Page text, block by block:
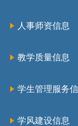
人事师资信息
教学质量信息
学生管理服务
学风建设信息